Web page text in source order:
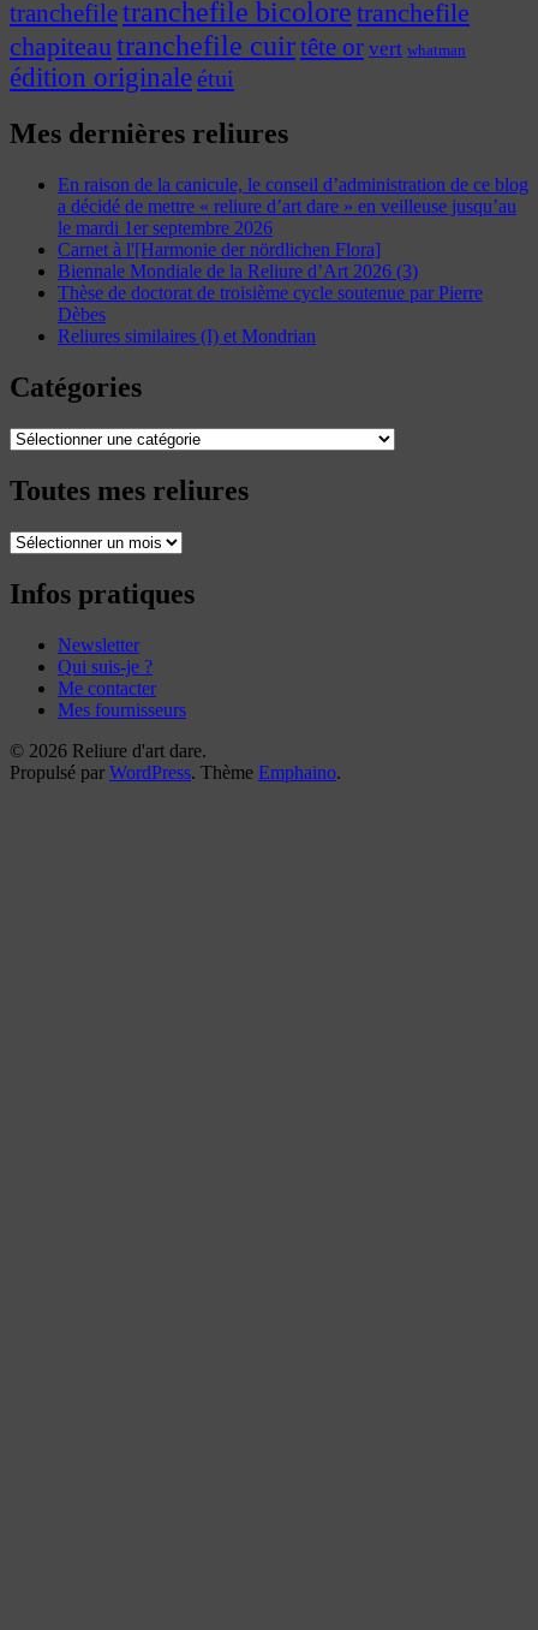
tranchefiletranchefile bicolore tranchefile
chapiteautranchefile cuirtête or vert whatman
édition originaleétui
Mes dernières reliures
En raison de la canicule, le conseil d’administration de ce blog
a décidé de mettre « reliure d’art dare » en veilleuse jusqu’au
le mardi 1er septembre 2026
Carnet à l'[Harmonie der nördlichen Flora]
Biennale Mondiale de la Reliure d’Art 2026 (3)
Thèse de doctorat de troisième cycle soutenue par Pierre
Dèbes
Reliures similaires (I) et Mondrian
Catégories
Catégories
Toutes mes reliures
Toutes
reliures
Infos pratiques
Newsletter
Qui suis-je ?
Me contacter
Mes fournisseurs
© 2026 Reliure d'art dare.
Propulsé par WordPress. Thème Emphaino.